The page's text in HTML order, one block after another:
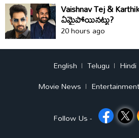
Vaishnav Tej &
ఏమైపోయినట్టు?
20 hours ago
English Telugu Hindi
Movie News
Entertainment
Follow Us -